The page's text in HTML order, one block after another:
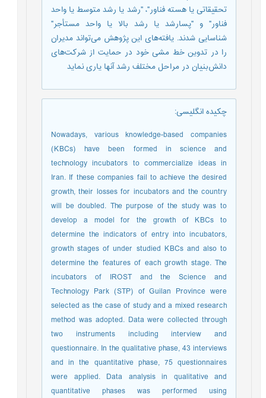
تحقیقاتی یا هسته فناور"، "رشد یا رشد متوسط یا واحد
فناور" و "پسارشد یا رشد بالا یا واحد مستأجر"
شناسایی شدند. یافته‌های این پژوهش می‌تواند مدیران
را در تدوین خط ‌مشی خود در حمایت از شرکت‌های
دانش‌بنیان در مراحل مختلف رشد آنها یاری نماید
چکیده انگلیسی:
Nowadays, various knowledge-based companies
(KBCs) have been formed in science and
technology incubators to commercialize ideas in
Iran. If these companies fail to achieve the desired
growth, their losses for incubators and the country
will be doubled. The purpose of the study was to
develop a model for the growth of KBCs to
determine the indicators of entry into incubators,
growth stages of under studied KBCs and also to
determine the features of each growth stage. The
incubators of IROST and the Science and
Technology Park (STP) of Guilan Province were
selected as the case of study and a mixed research
method was adopted. Data were collected through
two instruments including interview and
questionnaire. In the qualitative phase, 43 interviews
and in the quantitative phase, 75 questionnaires
were applied. Data analysis in qualitative and
quantitative phases was performed using